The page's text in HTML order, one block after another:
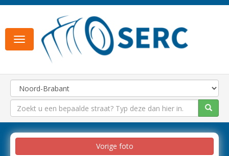
Toggle
navigation
Vorige foto